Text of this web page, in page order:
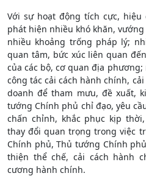
Với sự hoạt động tích cực,
phát hiện nhiều khó khăn,
nhiều khoảng trống pháp lý;
quan tâm, bức xúc liên quan
của các bộ, cơ quan địa
công tác cải cách hành chính,
doanh để tham mưu, đề xuất,
tướng Chính phủ chỉ đạo, yêu
chấn chỉnh, khắc phục kịp
thay đổi quan trọng trong việc
Chính phủ, Thủ tướng Chính
thiện thể chế, cải cách hành
cương hành chính.